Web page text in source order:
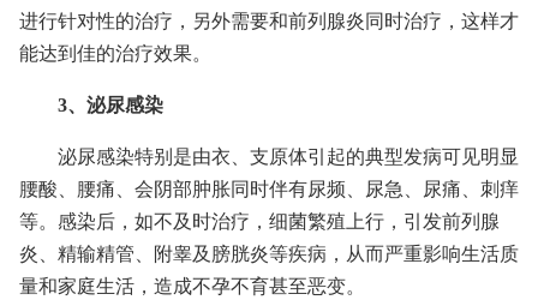
进行针对性的治疗，另外需要和前列腺炎同时治疗，这样才
能达到佳的治疗效果。
3、泌尿感染
泌尿感染特别是由衣、支原体引起的典型发病可见明显
腰酸、腰痛、会阴部肿胀同时伴有尿频、尿急、尿痛、刺痒
等。感染后，如不及时治疗，细菌繁殖上行，引发前列腺
炎、精输精管、附睾及膀胱炎等疾病，从而严重影响生活质
量和家庭生活，造成不孕不育甚至恶变。